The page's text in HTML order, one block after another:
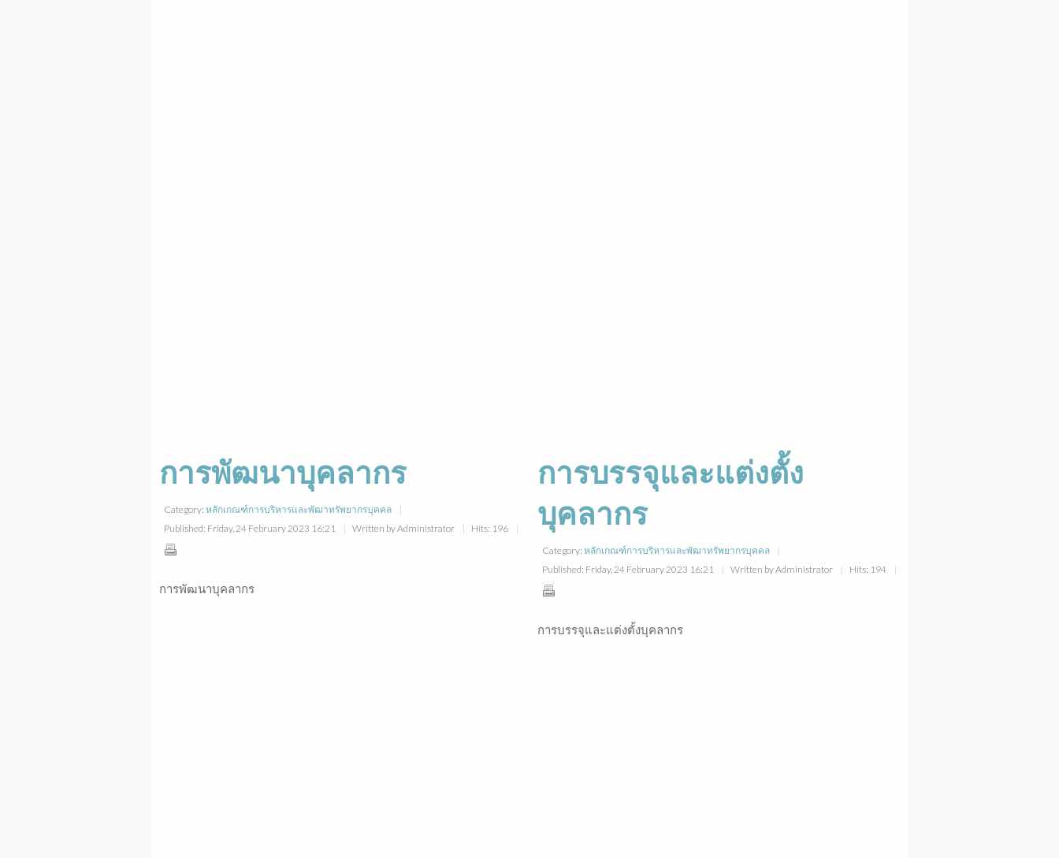
การพัฒนาบุคลากร
Category: หลักเกณฑ์การบริหารและพัฒาทรัพยากรบุคคล
Published: Friday, 24 February 2023 16:21
Written by Administrator Hits: 196
การพัฒนาบุคลากร
การบรรจุและแต่งตั้ง
บุคลากร
Category: หลักเกณฑ์การบริหารและพัฒาทรัพยากรบุคคล
Published: Friday, 24 February 2023 16:21
Written by Administrator Hits: 194
การบรรจุและแต่งตั้งบุคลากร